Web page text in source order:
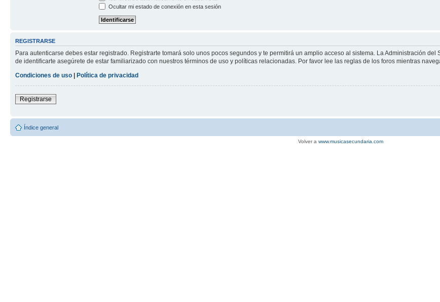
Ocultar mi estado de conexión en esta sesión
REGISTRARSE
Para autenticarse debes estar registrado. Registrarte tomará solo unos pocos segundos y te permitirá un amplio acceso al sistema. La Administración
de identificarte asegúrete de estar familiarizado con nuestros términos de uso y políticas relacionadas. Por favor lee las reglas de los foros mientras
Condiciones de uso | Política de privacidad
Registrarse
Índice general
Volver a www.musicasecundaria.com